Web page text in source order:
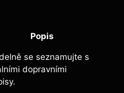
Popis
se seznamujte s
dopravními